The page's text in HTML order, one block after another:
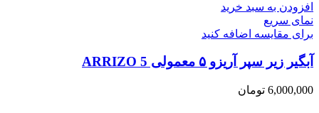
افزودن به سبد خرید
نمای سریع
برای مقایسه اضافه کنید
آبگیر زیر سپر آریزو ۵ معمولی ARRIZO 5
6,000,000 تومان